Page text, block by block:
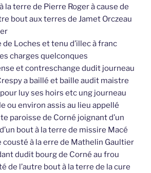
la terre de Pierre Roger à cause de
bout aux terres de Jamet Orczeau
Loches et tenu d’illec à franc
charges quelconques
et contreschange dudit journeau
a baillé et baille audit maistre
luy ses hoirs etc ung journeau
ou environ assis au lieu appellé
paroisse de Corné joignant d’un
bout à la terre de missire Macé
cousté à la erre de Mathelin Gaultier
dudit bourg de Corné au frou
de l’autre bout à la terre de la cure